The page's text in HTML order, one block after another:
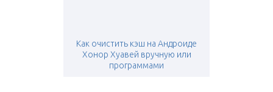
Как очистить кэш на Андроиде
Хонор Хуавей вручную или
программами